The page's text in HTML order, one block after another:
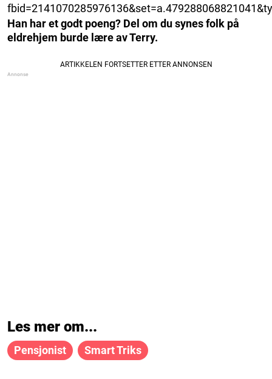
Han har et godt poeng? Del om du synes folk på
eldrehjem burde lære av Terry.
Les mer om...
Pensjonist Smart Triks